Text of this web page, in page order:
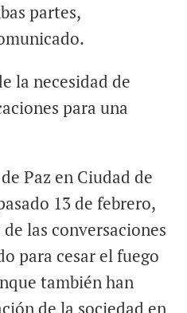
partes,
la necesidad de
para una
Paz en Ciudad de
13 de febrero,
las conversaciones
para cesar el fuego
también han
de la sociedad en